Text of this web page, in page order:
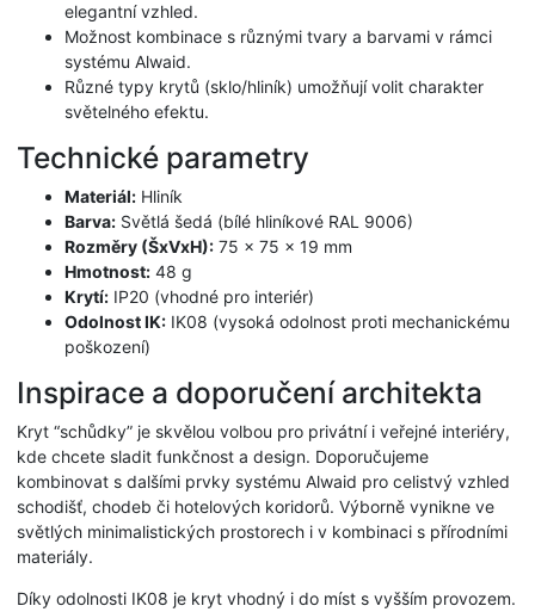
elegantní vzhled.
Možnost kombinace s různými tvary a barvami v rámci
systému Alwaid.
Různé typy krytů (sklo/hliník) umožňují volit charakter
světelného efektu.
Technické parametry
Materiál: Hliník
Barva: Světlá šedá (bílé hliníkové RAL 9006)
Rozměry (ŠxVxH): 75 × 75 × 19 mm
Hmotnost: 48 g
Krytí: IP20 (vhodné pro interiér)
Odolnost IK: IK08 (vysoká odolnost proti mechanickému
poškození)
Inspirace a doporučení architekta
Kryt “schůdky” je skvělou volbou pro privátní i veřejné interiéry,
kde chcete sladit funkčnost a design. Doporučujeme
kombinovat s dalšími prvky systému Alwaid pro celistvý vzhled
schodišť, chodeb či hotelových koridorů. Výborně vynikne ve
světlých minimalistických prostorech i v kombinaci s přírodními
materiály.
Díky odolnosti IK08 je kryt vhodný i do míst s vyšším provozem.